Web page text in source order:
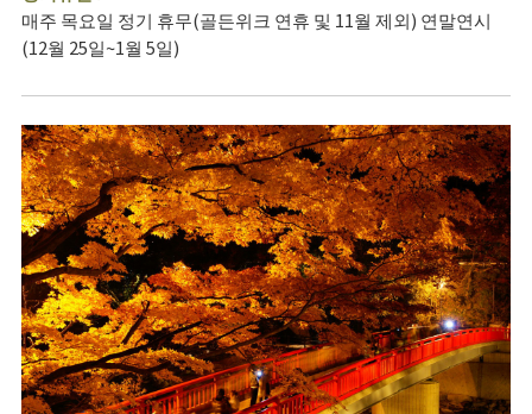
매주 목요일 정기 휴무(골든위크 연휴 및 11월 제외) 연말연시
(12월 25일~1월 5일)